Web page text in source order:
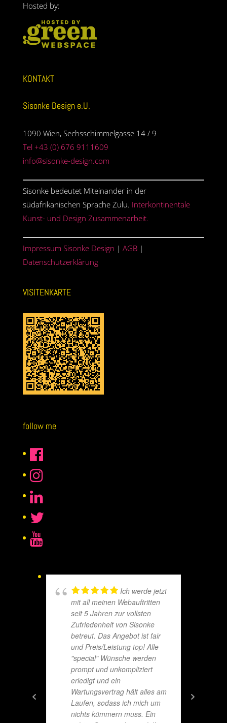
Hosted by:
KONTAKT
Sisonke Design e.U.
1090 Wien, Sechsschimmelgasse 14 / 9
Tel +43 (0) 676 9111609
info@sisonke-design.com
Sisonke bedeutet Miteinander in der
südafrikanischen Sprache Zulu. Interkontinentale
Kunst- und Design Zusammenarbeit.
Impressum Sisonke Design | AGB|
Datenschutzerklärung
VISITENKARTE
follow me
Ich werde jetzt
mit all meinen Webauftritten
seit 5 Jahren zur vollsten
Zufriedenheit von Sisonke
betreut. Das Angebot ist fair
und Preis/Leistung top! Alle
"special" Wünsche werden
prompt und unkompliziert
erledigt und ein
Wartungsvertrag hält alles am
Laufen, sodass ich mich um
nichts kümmern muss. Ein